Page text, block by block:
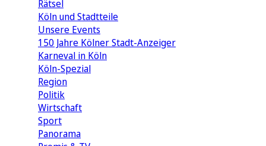
Rätsel
Köln und Stadtteile
Unsere Events
150 Jahre Kölner Stadt-Anzeiger
Karneval in Köln
Köln-Spezial
Region
Politik
Wirtschaft
Sport
Panorama